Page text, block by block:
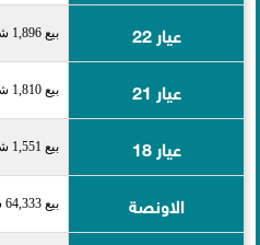
عيار 22 بيع 1,896 شراء 1,938
عيار 21 بيع 1,810 شراء 1,850
عيار 18 بيع 1,551 شراء 1,586
الاونصة بيع 64,333 شراء 65,754